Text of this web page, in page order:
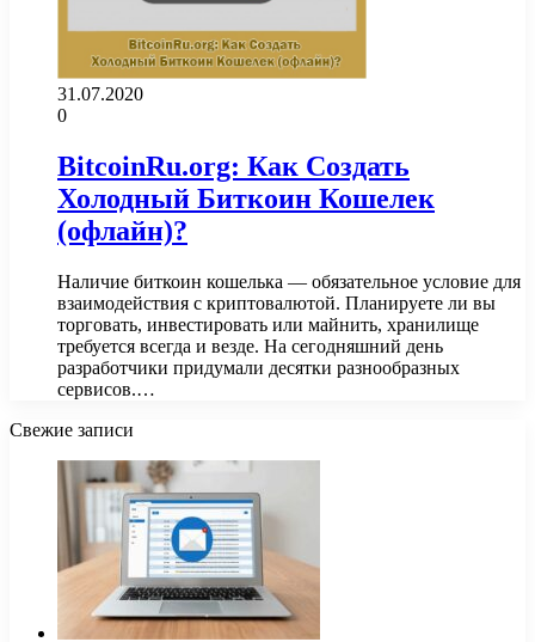
31.07.2020
0
BitcoinRu.org: Как Создать
Холодный Биткоин Кошелек
(офлайн)?
Наличие биткоин кошелька — обязательное условие для
взаимодействия с криптовалютой. Планируете ли вы
торговать, инвестировать или майнить, хранилище
требуется всегда и везде. На сегодняшний день
разработчики придумали десятки разнообразных
сервисов.…
Свежие записи